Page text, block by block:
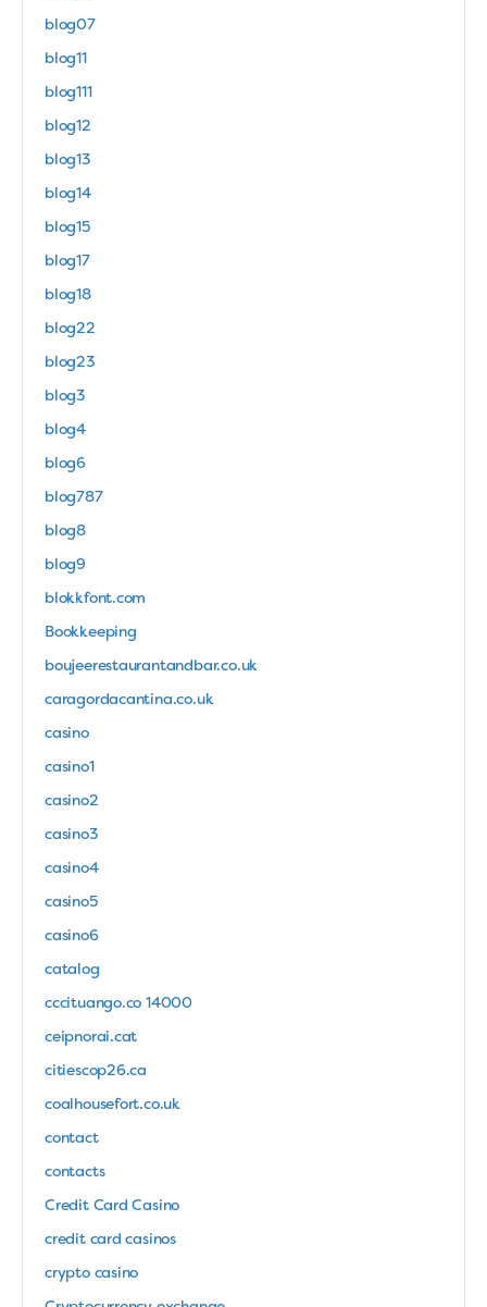
blog07
blog11
blog111
blog12
blog13
blog14
blog15
blog17
blog18
blog22
blog23
blog3
blog4
blog6
blog787
blog8
blog9
blokkfont.com
Bookkeeping
boujeerestaurantandbar.co.uk
caragordacantina.co.uk
casino
casino1
casino2
casino3
casino4
casino5
casino6
catalog
cccituango.co 14000
ceipnorai.cat
citiescop26.ca
coalhousefort.co.uk
contact
contacts
Credit Card Casino
credit card casinos
crypto casino